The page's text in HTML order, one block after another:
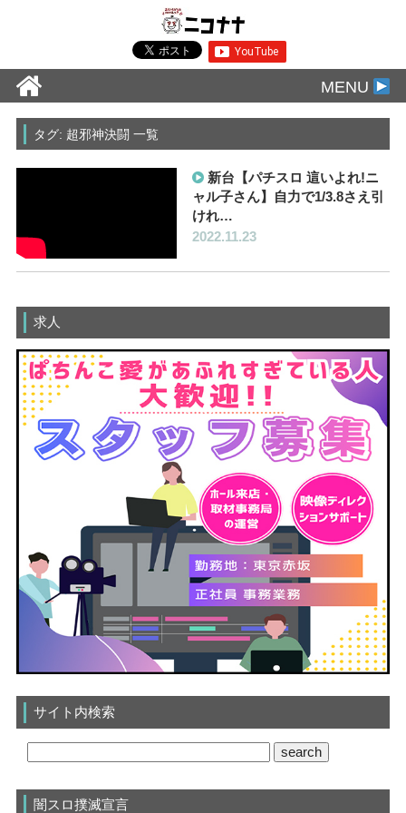
MENU
タグ: 超邪神決闘 一覧
新台【パチスロ 這いよれ!ニ
ャル子さん】自力で1/3.8さえ引
けれ…
2022.11.23
求人
サイト内検索
闇スロ撲滅宣言